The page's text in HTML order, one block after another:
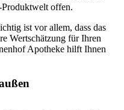
Produktwelt offen.
ist vor allem, dass das
Wertschätzung für Ihren
Apotheke hilft Ihnen